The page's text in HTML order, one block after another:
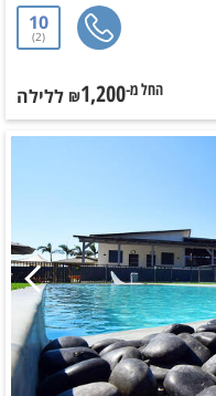
10
2
החל מ-₪1,200 ללילה